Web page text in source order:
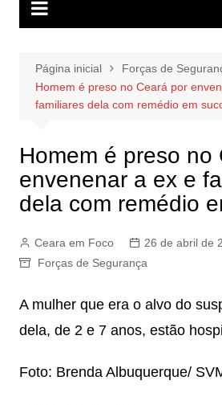
Página inicial
Forças de
Homem é preso no Ceará por
familiares dela com remédio em
Homem é preso no
envenenar a ex e
dela com remédio
Ceara em Foco
26 de abril de
Forças de Segurança
A mulher que era o alvo do
dela, de 2 e 7 anos, estão
Foto: Brenda Albuquerque/